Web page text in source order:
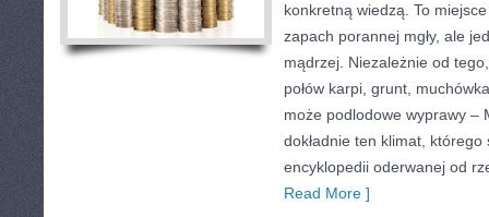
konkretną wiedzą. To
zapach porannej mgły, ale
mądrzej. Niezależnie od
połów karpi, grunt,
może podlodowe wyprawy –
dokładnie ten klimat,
encyklopedii oderwanej od
Read More ]